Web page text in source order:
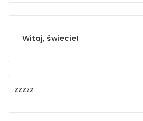
Witaj, świecie!
zzzzz